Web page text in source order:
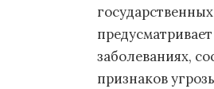
заболеваниях,
признаков